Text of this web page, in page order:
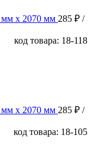
мм х 2070 мм 285 ₽ /
код товара: 18-118
мм х 2070 мм 285 ₽ /
код товара: 18-105